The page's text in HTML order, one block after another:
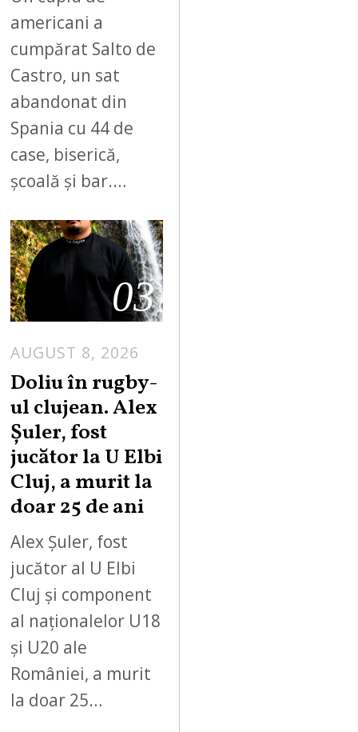
americani a
cumpărat Salto de
Castro, un sat
abandonat din
Spania cu 44 de
case, biserică,
școală și bar.…
03
AUGUST 8, 2026
Doliu în rugby-
ul clujean. Alex
Șuler, fost
jucător la U Elbi
Cluj, a murit la
doar 25 de ani
Alex Șuler, fost
jucător al U Elbi
Cluj și component
al naționalelor U18
și U20 ale
României, a murit
la doar 25…